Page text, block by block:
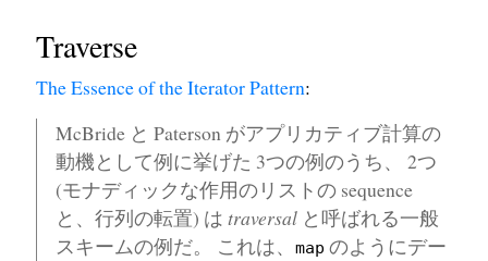
Traverse
The Essence of the Iterator Pattern:
McBride と Paterson がアプリカティブ計算の
動機として例に挙げた 3つの例のうち、 2つ
(モナディックな作用のリストの sequence
と、行列の転置) はtraversal と呼ばれる一般
スキームの例だ。 これは、map のようにデー